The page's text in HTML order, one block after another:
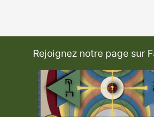
Rejoignez notre page sur